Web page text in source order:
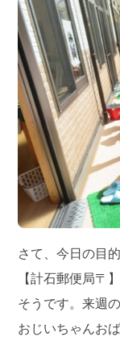
さて、今日の目
【計石郵便局〒】
そうです。来週
おじいちゃんお